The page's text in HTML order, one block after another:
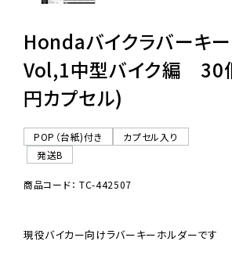
Hondaバイクラバーキ
Vol,1中型バイク編 30
円カプセル)
POP（台紙)付き
カプセル入り
発送B
商品コード： TC-442507
現役バイカー向けラバーキーホルダーです